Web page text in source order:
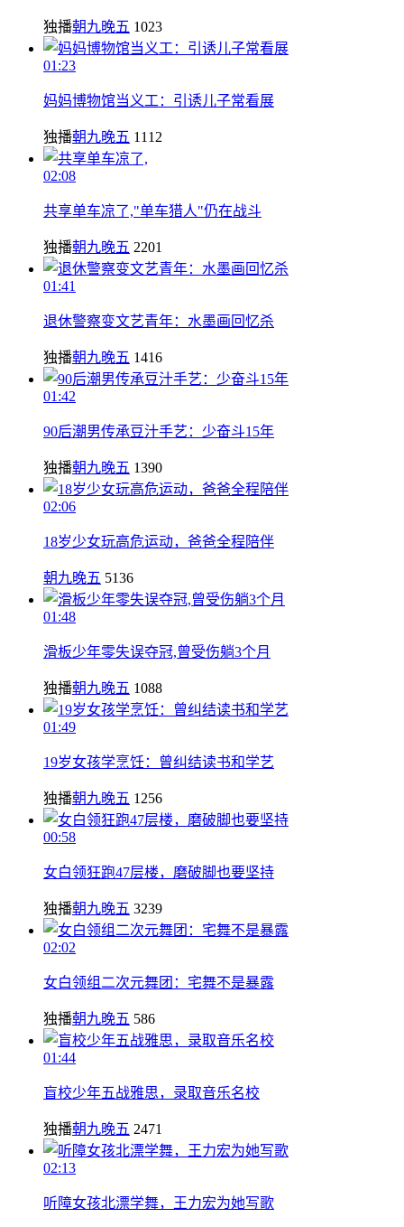
独播朝九晚五 1023
01:23
妈妈博物馆当义工：引诱儿子常看展
独播朝九晚五 1112
02:08
共享单车凉了,"单车猎人"仍在战斗
独播朝九晚五 2201
01:41
退休警察变文艺青年：水墨画回忆杀
独播朝九晚五 1416
01:42
90后潮男传承豆汁手艺：少奋斗15年
独播朝九晚五 1390
02:06
18岁少女玩高危运动，爸爸全程陪伴
朝九晚五 5136
01:48
滑板少年零失误夺冠,曾受伤躺3个月
独播朝九晚五 1088
01:49
19岁女孩学烹饪：曾纠结读书和学艺
独播朝九晚五 1256
00:58
女白领狂跑47层楼，磨破脚也要坚持
独播朝九晚五 3239
02:02
女白领组二次元舞团：宅舞不是暴露
独播朝九晚五 586
01:44
盲校少年五战雅思，录取音乐名校
独播朝九晚五 2471
02:13
听障女孩北漂学舞，王力宏为她写歌